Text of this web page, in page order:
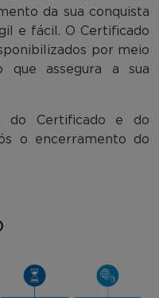
da sua conquista
e fácil. O Certificado
por meio
que assegura a sua
do Certificado e do
o encerramento do